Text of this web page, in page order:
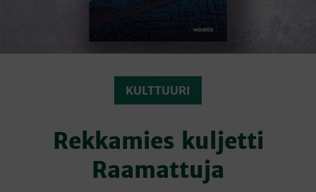
KULTTUURI
Rekkamies kuljetti
Raamattuja